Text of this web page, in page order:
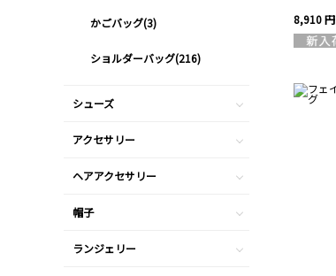
8,910 円
かごバッグ(3)
ショルダーバッグ(216)
シューズ
アクセサリー
ヘアアクセサリー
帽子
ランジェリー